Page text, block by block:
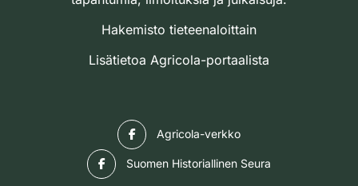
Hakemisto tieteenaloittain
Lisätietoa Agricola-portaalista
Agricola-verkko
Suomen Historiallinen Seura